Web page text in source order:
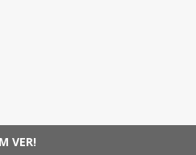
VER!